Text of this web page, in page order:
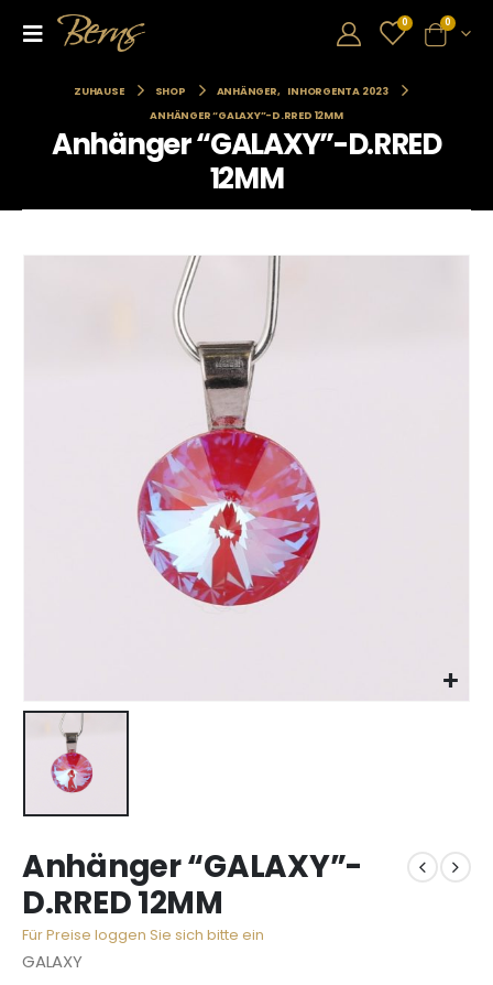
0 0
ZUHAUSE SHOP ANHÄNGER,
INHORGENTA 2023
ANHÄNGER “GALAXY”-D.RRED 12MM
Anhänger “GALAXY”-D.RRED
12MM
Anhänger “GALAXY”-
D.RRED 12MM
Für Preise loggen Sie sich bitte ein
GALAXY